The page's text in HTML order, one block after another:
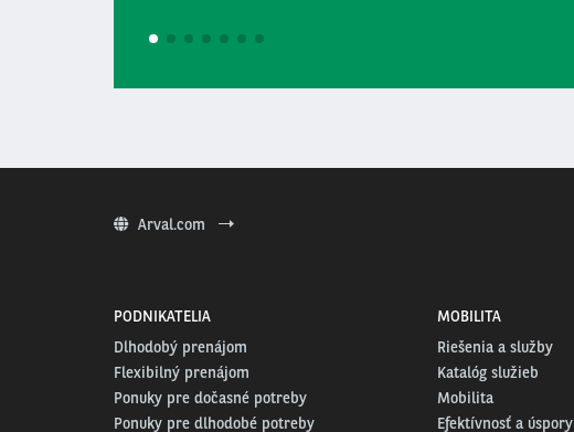
Arval.com
PODNIKATELIA
Dlhodobý prenájom
Flexibilný prenájom
Ponuky pre dočasné potreby
Ponuky pre dlhodobé potreby
MOBILITA
Riešenia a služby
Katalóg služieb
Mobilita
Efektívnosť a úspory